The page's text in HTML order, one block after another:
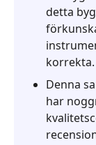
Recorder
Review
4.
Vanliga
frågor
5.
Bästa
detta
korrekta.
Denna
har